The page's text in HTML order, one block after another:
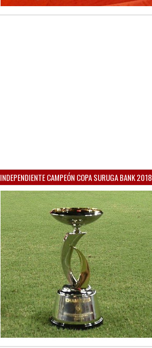
INDEPENDIENTE CAMPEÓN COPA SURUGA BANK 2018